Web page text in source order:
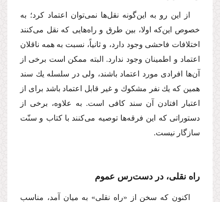
از این رو به این‌گونه نقل‌ها نمى‌توان اعتماد كرد؛ به
خصوص این‌كه اولا، بین طرق و راه‌هایى كه نقل مى‌كنند
اختلافات فاحشى وجود دارد، و ثانیاً، نسبت به همه ناقلان
اعتماد و اطمینان وجود ندارد. البته ممكن است برخى از
آن‌ها افرادى مورد اعتماد باشند، ولى در سلسله یك سند
همین كه یك نفر مشكوك و غیر قابل اعتماد باشد براى از
اعتبار افتادن آن سند كافى است. به علاوه، برخى از
دستوراتى كه این فرقه‌ها توصیه مى‌كنند با كتاب و سنّت
سازگار نیست.
راه نقلى، در دست‌رس عموم
اكنون كه سخن از «راه نقلى» به میان آمد، مناسب